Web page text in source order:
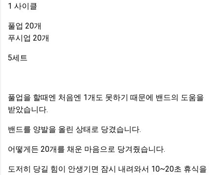
1 사이클
풀업 20개
푸시업 20개
5세트
풀업을 할때엔 처음엔 1개도 못하기 때문에 밴드의 도움을
받았습니다.
밴드를 양발을 올린 상태로 당겼습니다.
어떻게든 20개를 채운 마음으로 당겨줬습니다.
도저히 당길 힘이 안생기면 잠시 내려와서 10~20초 휴식을